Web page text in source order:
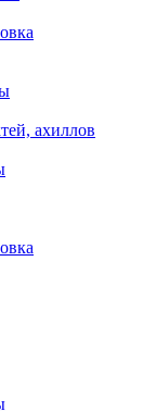
ахиллов